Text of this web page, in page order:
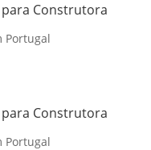
Construtora
Portugal
Construtora
Portugal